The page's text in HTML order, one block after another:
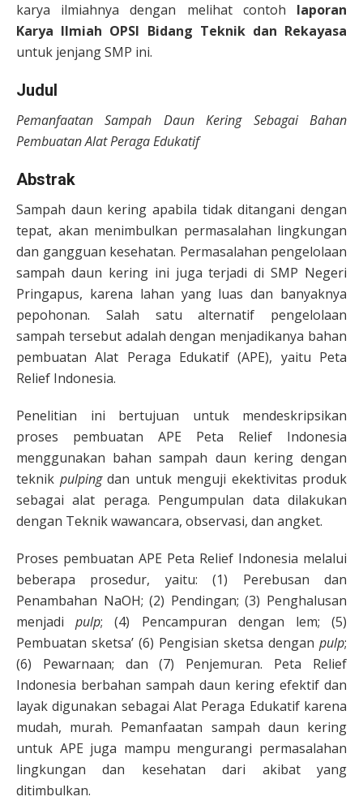
karya ilmiahnya dengan melihat contoh laporan
Karya Ilmiah OPSI Bidang Teknik dan Rekayasa
untuk jenjang SMP ini.
Judul
Pemanfaatan Sampah Daun Kering Sebagai Bahan
Pembuatan Alat Peraga Edukatif
Abstrak
Sampah daun kering apabila tidak ditangani dengan
tepat, akan menimbulkan permasalahan lingkungan
dan gangguan kesehatan. Permasalahan pengelolaan
sampah daun kering ini juga terjadi di SMP Negeri
Pringapus, karena lahan yang luas dan banyaknya
pepohonan. Salah satu alternatif pengelolaan
sampah tersebut adalah dengan menjadikanya bahan
pembuatan Alat Peraga Edukatif (APE), yaitu Peta
Relief Indonesia.
Penelitian ini bertujuan untuk mendeskripsikan
proses pembuatan APE Peta Relief Indonesia
menggunakan bahan sampah daun kering dengan
teknik pulpingdan untuk menguji ekektivitas produk
sebagai alat peraga. Pengumpulan data dilakukan
dengan Teknik wawancara, observasi, dan angket.
Proses pembuatan APE Peta Relief Indonesia melalui
beberapa prosedur, yaitu: (1) Perebusan dan
Penambahan NaOH; (2) Pendingan; (3) Penghalusan
menjadipulp; (4) Pencampuran dengan lem; (5)
Pembuatan sketsa’ (6) Pengisian sketsa dengan pulp;
(6) Pewarnaan; dan (7) Penjemuran. Peta Relief
Indonesia berbahan sampah daun kering efektif dan
layak digunakan sebagai Alat Peraga Edukatif karena
mudah, murah. Pemanfaatan sampah daun kering
untuk APE juga mampu mengurangi permasalahan
lingkungan dan kesehatan dari akibat yang
ditimbulkan.